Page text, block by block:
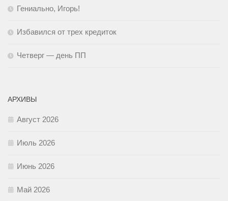
Гениально, Игорь!
Избавился от трех кредиток
Четверг — день ПП
АРХИВЫ
Август 2026
Июль 2026
Июнь 2026
Май 2026